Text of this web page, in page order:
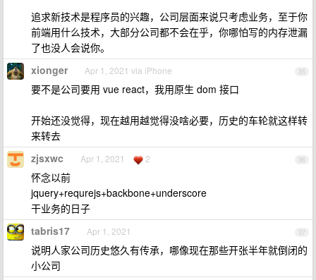
追求新技术是程序员的兴趣，公司层面来说只考虑业务，至于你
前端用什么技术，大部分公司都不会在乎，你哪怕写的内存泄漏
了也没人会说你。
35
xionger Apr 1, 2021 via iPhone
要不是公司要用 vue react，我用原生 dom 接口
开始还没觉得，现在越用越觉得没啥必要，历史的车轮就这样转
来转去
36
zjsxwc Apr 1, 2021 2
怀念以前
jquery+requrejs+backbone+underscore
干业务的日子
37
tabris17 Apr 1, 2021
说明人家公司历史悠久有传承，哪像现在那些开张半年就倒闭的
小公司